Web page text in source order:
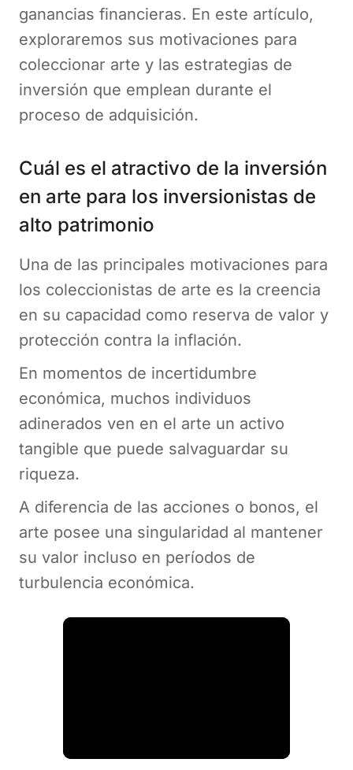
ganancias financieras. En este artículo,
exploraremos sus motivaciones para
coleccionar arte y las estrategias de
inversión que emplean durante el
proceso de adquisición.
Cuál es el atractivo de la inversión
en arte para los inversionistas de
alto patrimonio
Una de las principales motivaciones para
los coleccionistas de arte es la creencia
en su capacidad como reserva de valor y
protección contra la inflación.
En momentos de incertidumbre
económica, muchos individuos
adinerados ven en el arte un activo
tangible que puede salvaguardar su
riqueza.
A diferencia de las acciones o bonos, el
arte posee una singularidad al mantener
su valor incluso en períodos de
turbulencia económica.